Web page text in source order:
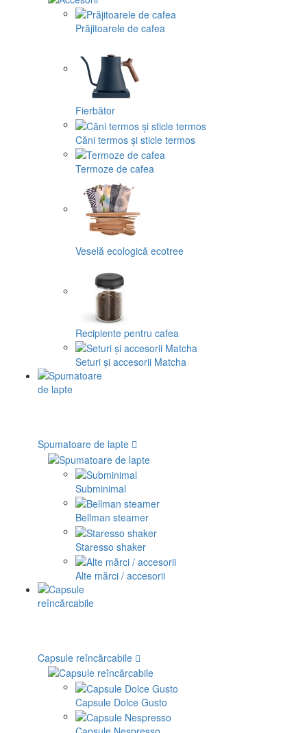
Prăjitoarele de cafea
Fierbător
Căni termos și sticle termos
Termoze de cafea
Veselă ecologică ecotree
Recipiente pentru cafea
Seturi și accesorii Matcha
Spumatoare de lapte
Subminimal
Bellman steamer
Staresso shaker
Alte mărci / accesorii
Capsule reîncărcabile
Capsule Dolce Gusto